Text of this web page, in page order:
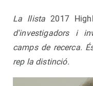
La llista 2017
d'investigadors i
camps de recerca.
rep la distinció.